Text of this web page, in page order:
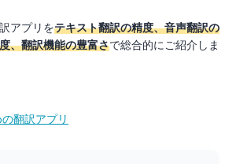
アプリをテキスト翻訳の精度、音声翻訳の
、翻訳機能の豊富さで総合的にご紹介しま
翻訳アプリ